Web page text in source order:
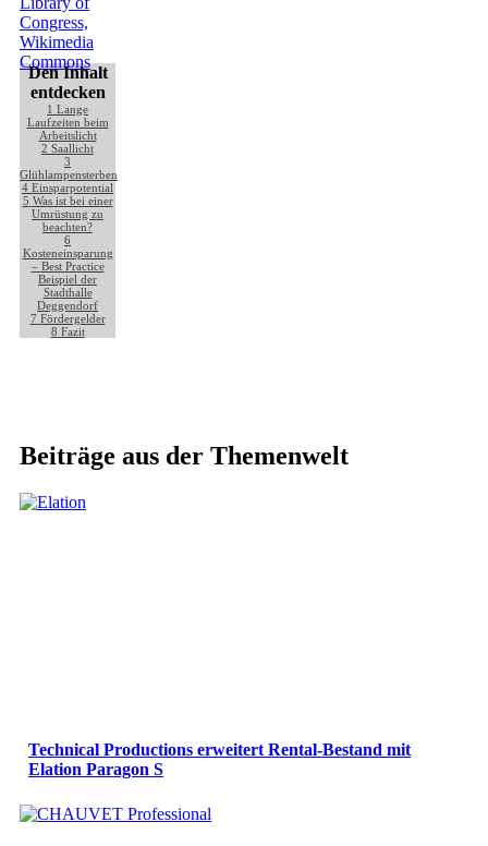
Den Inhalt
entdecken
1 Lange
Laufzeiten beim
Arbeitslicht
2 Saallicht
3
Glühlampensterben
4 Einsparpotential
5 Was ist bei einer
Umrüstung zu
beachten?
6
Kosteneinsparung
– Best Practice
Beispiel der
Stadthalle
Deggendorf
7 Fördergelder
8 Fazit
Beiträge aus der Themenwelt
Technical Productions erweitert Rental-Bestand mit
Elation Paragon S